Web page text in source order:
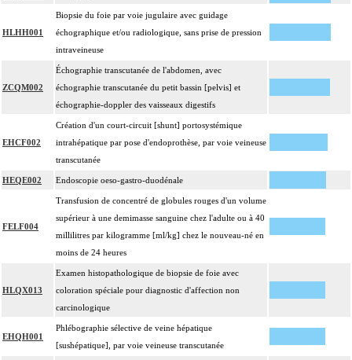
HLHH001
Biopsie du foie par voie jugulaire avec guidage
échographique et/ou radiologique, sans prise de pression
intraveineuse
ZCQM002
Échographie transcutanée de l'abdomen, avec
échographie transcutanée du petit bassin [pelvis] et
échographie-doppler des vaisseaux digestifs
EHCF002
Création d'un court-circuit [shunt] portosystémique
intrahépatique par pose d'endoprothèse, par voie veineuse
transcutanée
HEQE002 Endoscopie oeso-gastro-duodénale
FELF004
Transfusion de concentré de globules rouges d'un volume
supérieur à une demimasse sanguine chez l'adulte ou à 40
millilitres par kilogramme [ml/kg] chez le nouveau-né en
moins de 24 heures
HLQX013
Examen histopathologique de biopsie de foie avec
coloration spéciale pour diagnostic d'affection non
carcinologique
EHQH001
Phlébographie sélective de veine hépatique
[sushépatique], par voie veineuse transcutanée